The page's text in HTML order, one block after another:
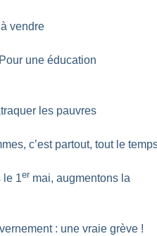
vendre
une éducation
les pauvres
c’est partout, tout le
le 1er mai, augmentons la
: une vraie grève !